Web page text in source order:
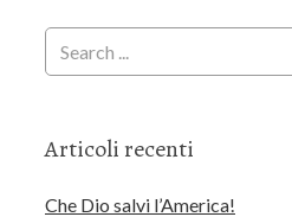
Articoli recenti
Che Dio salvi l’America!